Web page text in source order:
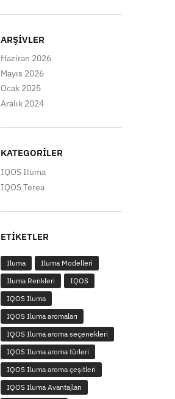
ARŞIVLER
Haziran 2026
Mayıs 2026
Ocak 2025
Aralık 2024
KATEGORILER
IQOS Iluma
IQOS Terea
ETIKETLER
Iluma
Iluma Modelleri
Iluma Renkleri
IQOS
IQOS Iluma
IQOS Iluma aromaları
IQOS Iluma aroma seçenekleri
IQOS Iluma aroma türleri
IQOS Iluma aroma çeşitleri
IQOS Iluma Avantajları